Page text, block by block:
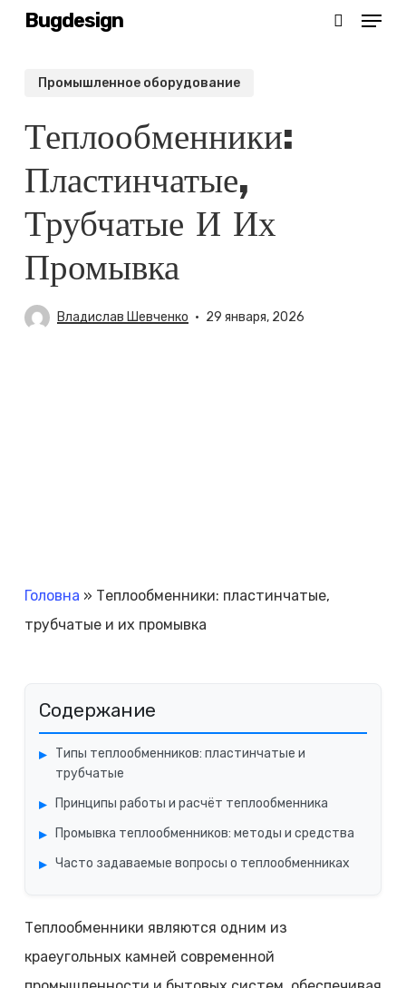
SkipBugdesign Menu
Промышленное оборудование
Теплообменники:
Пластинчатые,
Трубчатые И Их
Промывка
Владислав Шевченко 29 января, 2026
Головна » Теплообменники: пластинчатые,
трубчатые и их промывка
Содержание
Типы теплообменников: пластинчатые и
трубчатые
Принципы работы и расчёт теплообменника
Промывка теплообменников: методы и средства
Часто задаваемые вопросы о теплообменниках
Теплообменники являются одним из
краеугольных камней современной